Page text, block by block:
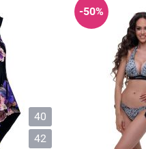
40
42
-50%